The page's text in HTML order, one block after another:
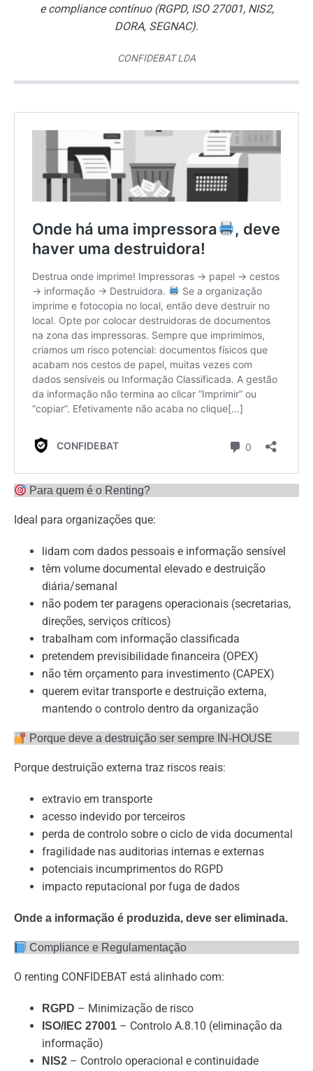
ecompliancecontínuo (RGPD, ISO 27001, NIS2,
DORA, SEGNAC).
CONFIDEBAT LDA
Para quem é o Renting?
Ideal para organizações que:
lidam com dados pessoais e informação sensível
têm volume documental elevado e destruição
diária/semanal
não podem ter paragens operacionais (secretarias,
direções, serviços críticos)
trabalham com informação classificada
pretendem previsibilidade financeira (OPEX)
não têm orçamento para investimento (CAPEX)
querem evitar transporte e destruição externa,
mantendo o controlo dentro da organização
Porque deve a destruição ser sempre IN-HOUSE
Porque destruição externa traz riscos reais:
extravio em transporte
acesso indevido por terceiros
perda de controlo sobre o ciclo de vida documental
fragilidade nas auditorias internas e externas
potenciais incumprimentos do RGPD
impacto reputacional por fuga de dados
Onde a informação é produzida, deve ser eliminada.
Compliance e Regulamentação
O renting CONFIDEBAT está alinhado com:
RGPD – Minimização de risco
ISO/IEC 27001 – Controlo A.8.10 (eliminação da
informação)
NIS2 – Controlo operacional e continuidade